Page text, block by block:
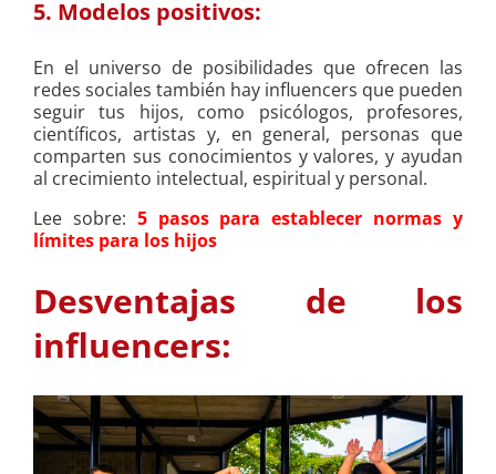
5. Modelos positivos:
En el universo de posibilidades que ofrecen las
redes sociales también hay influencers que pueden
seguir tus hijos, como psicólogos, profesores,
científicos, artistas y, en general, personas que
comparten sus conocimientos y valores, y ayudan
al crecimiento intelectual, espiritual y personal.
Lee sobre: 5 pasos para establecer normas y
límites para los hijos
Desventajas de los
influencers: